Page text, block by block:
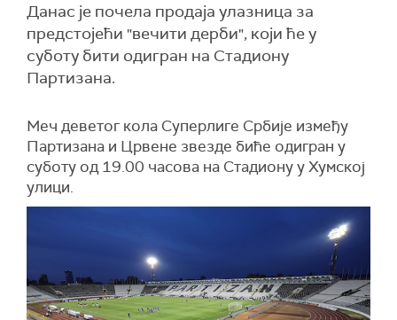
Данас је почела продаја улазница за
предстојећи "вечити дерби", који ће у
суботу бити одигран на Стадиону
Партизана.
Меч деветог кола Суперлиге Србије између
Партизана и Црвене звезде биће одигран у
суботу од 19.00 часова на Стадиону у Хумској
улици.